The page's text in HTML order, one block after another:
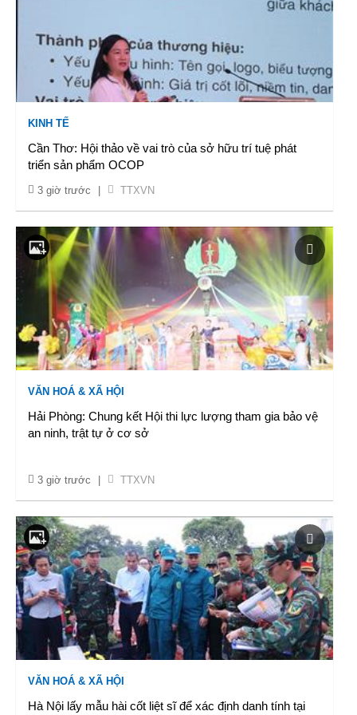
KINH TẾ
Cần Thơ: Hội thảo về vai trò của sở hữu trí tuệ phát
triển sản phẩm OCOP
3 giờ trước TTXVN
VĂN HOÁ & XÃ HỘI
Hải Phòng: Chung kết Hội thi lực lượng tham gia bảo vệ
an ninh, trật tự ở cơ sở
3 giờ trước TTXVN
VĂN HOÁ & XÃ HỘI
Hà Nội lấy mẫu hài cốt liệt sĩ để xác định danh tính tại